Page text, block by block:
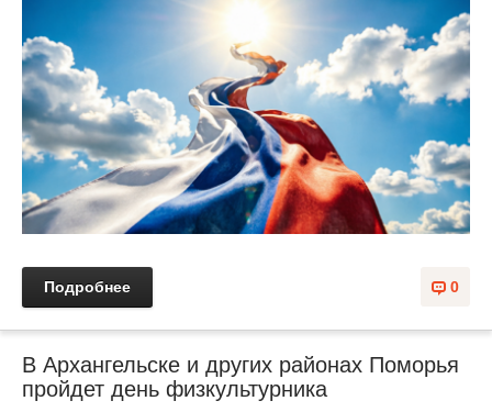
0
Подробнее
В Архангельске и других районах Поморья
пройдет день физкультурника